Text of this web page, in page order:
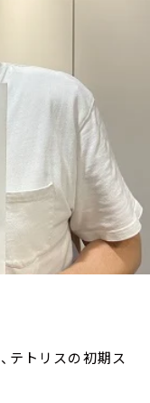
テトリスの初期ス